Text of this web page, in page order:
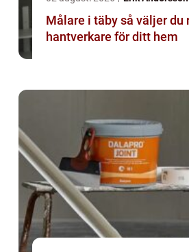
Målare i täby så väljer du rätt
hantverkare för ditt hem